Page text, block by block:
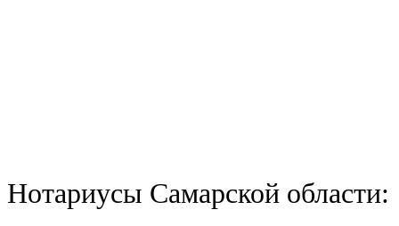
Нотариусы Самарской области: